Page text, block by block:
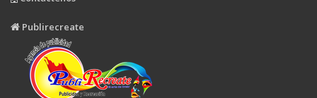
Publirecreate